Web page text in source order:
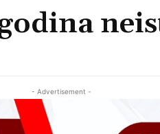
- Advertisement -